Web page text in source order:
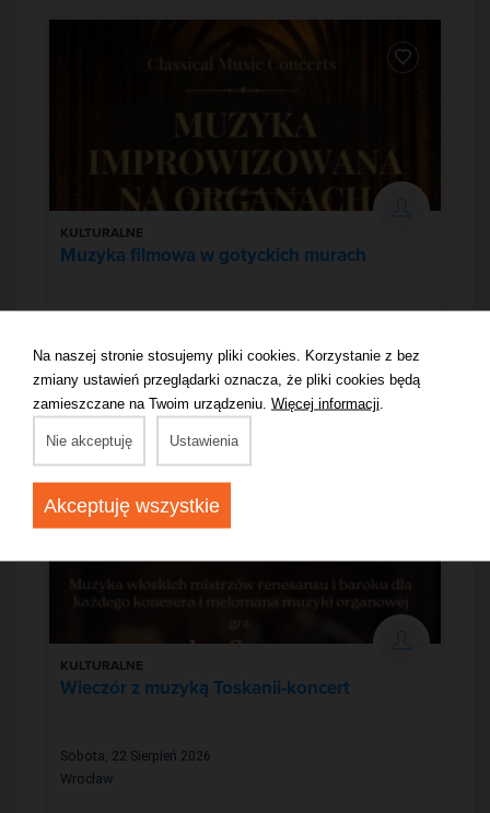
KULTURALNE
Muzyka filmowa w gotyckich murach
Zobacz więcej od 75,00 zł
KULTURALNE
Wieczór z muzyką Toskanii-koncert
Sobota, 22 Sierpień 2026
Wrocław
Na naszej stronie stosujemy pliki cookies. Korzystanie z bez
zmiany ustawień przeglądarki oznacza, że pliki cookies będą
zamieszczane na Twoim urządzeniu. Więcej informacji
Nie akceptuję Ustawienia
Akceptuję wszystkie